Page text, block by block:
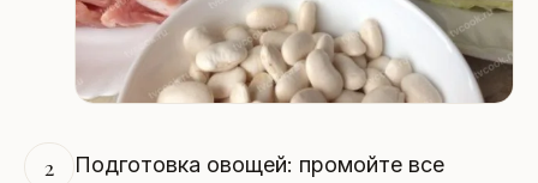
2
Подготовка овощей: промойте все